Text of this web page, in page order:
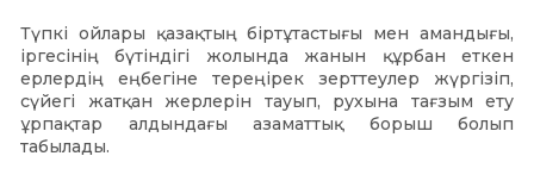
Түпкі ойлары қазақтың біртұтастығы мен амандығы,
іргесінің бүтіндігі жолында жанын құрбан еткен
ерлердің еңбегіне тереңірек зерттеулер жүргізіп,
сүйегі жатқан жерлерін тауып, рухына тағзым ету
ұрпақтар алдындағы азаматтық борыш болып
табылады.